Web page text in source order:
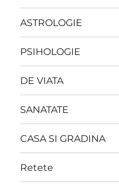
ASTROLOGIE
PSIHOLOGIE
DE VIATA
SANATATE
CASA SI GRADINA
Retete